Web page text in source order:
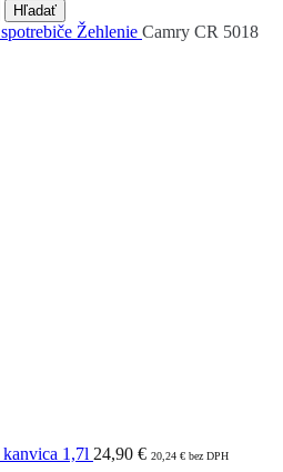
Hľadať
Žehlenie Camry CR 5018
1,7l 24,90 € 20,24 € bez DPH